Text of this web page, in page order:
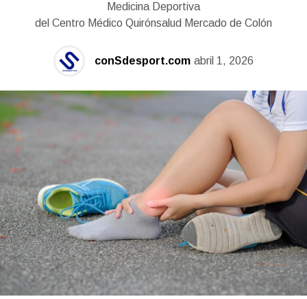
Medicina Deportiva
del Centro Médico Quirónsalud Mercado de Colón
conSdesport.com abril 1, 2026